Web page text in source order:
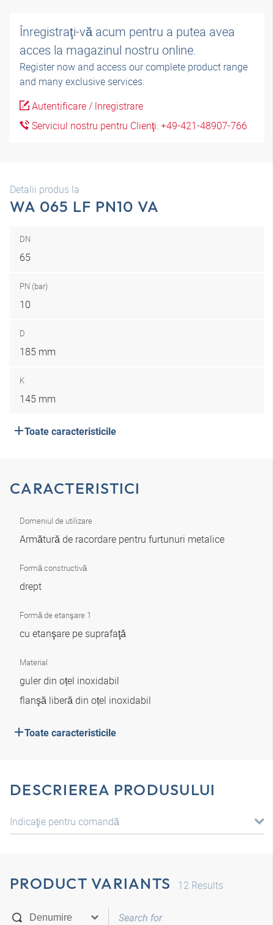
Înregistraţi-vă acum pentru a putea avea
acces la magazinul nostru online.
Register now and access our complete product range
and many exclusive services.
Autentificare / înregistrare
Serviciul nostru pentru Clienţi: +49-421-48907-766
Detalii produs la
WA 065 LF PN10 VA
DN
65
PN (bar)
10
D
185 mm
K
145 mm
Toate caracteristicile
CARACTERISTICI
Domeniul de utilizare
Armătură de racordare pentru furtunuri metalice
Formă constructivă
drept
Formă de etanşare 1
cu etanşare pe suprafaţă
Material
guler din oțel inoxidabil
flanşă liberă din oțel inoxidabil
Toate caracteristicile
DESCRIEREA PRODUSULUI
Indicaţie pentru comandă
PRODUCT VARIANTS 12 Results